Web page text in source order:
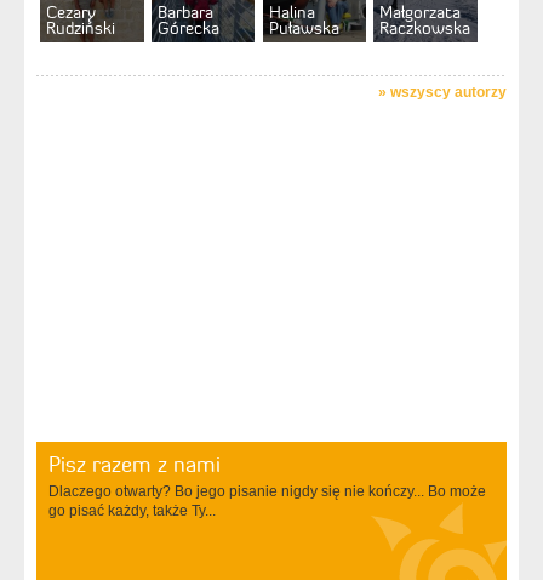
Cezary
Rudziński
Barbara
Górecka
Halina
Puławska
Małgorzata
Raczkowska
» wszyscy autorzy
Pisz razem z nami
Dlaczego otwarty? Bo jego pisanie nigdy się nie kończy... Bo może
go pisać każdy, także Ty...